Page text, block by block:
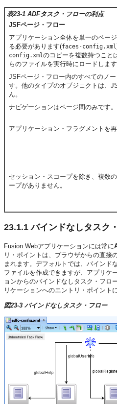
表23-1 ADFタスク・フローの利点
JSFページ・フロー
アプリケーション全体を単一のペー
る必要があります(faces-config.xml
config.xmlのコピーを複数持つこと
らのファイルを実行時にロードします
JSFページ・フロー内のすべてのノ
す。他のタイプのオブジェクトは、
ん。
ナビゲーションはページ間のみです。
アプリケーション・フラグメントを再
セッション・スコープを除き、複数
ープがありません。
23.1.1バインドなしタスク
Fusion Webアプリケーションには常に
リ・ポイントは、ブラウザからの直接
まれます。デフォルトでは、バインド
ファイルを作成できますが、アプリケ
ョンからのバインドなしタスク・フロ
リケーションへのエントリ・ポイント
図23-3 バインドなしタスク・フロー